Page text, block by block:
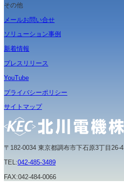
その他
メールお問い合せ
ソリューション事例
新着情報
プレスリリース
YouTube
プライバシーポリシー
サイトマップ
〒182-0034 東京都調布市下石原3丁目26-4
TEL:042-485-3489
FAX:042-484-0066